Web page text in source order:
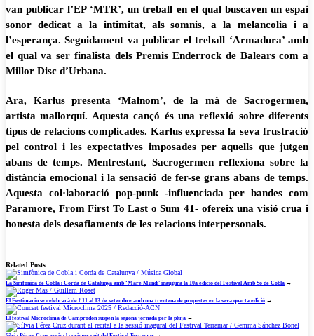
van publicar l’EP ‘MTR’, un treball en el qual buscaven un espai
sonor dedicat a la intimitat, als somnis, a la melancolia i a
l’esperança. Seguidament va publicar el treball ‘Armadura’ amb
el qual va ser finalista dels Premis Enderrock de Balears com a
Millor Disc d’Urbana.
Ara, Karlus presenta ‘Malnom’, de la mà de Sacrogermen,
artista mallorquí. Aquesta cançó és una reflexió sobre diferents
tipus de relacions complicades. Karlus expressa la seva frustració
pel control i les expectatives imposades per aquells que jutgen
abans de temps. Mentrestant, Sacrogermen reflexiona sobre la
distància emocional i la sensació de fer-se grans abans de temps.
Aquesta col·laboració pop-punk -influenciada per bandes com
Paramore, From First To Last o Sum 41- ofereix una visió crua i
honesta dels desafiaments de les relacions interpersonals.
Related Posts
La Simfònica de Cobla i Corda de Catalunya amb ‘Mare Mundi’ inaugura la 10a edició del Festival Amb So de Cobla →
El Festimariu se celebrarà de l’11 al 13 de setembre amb una trentena de propostes en la seva quarta edició →
El festival Microclima de Camprodon suspèn la segona jornada per la pluja →